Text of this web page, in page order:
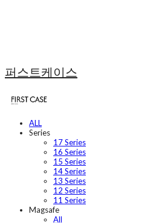
퍼스트케이스
ALL
Series
17 Series
16 Series
15 Series
14 Series
13 Series
12 Series
11 Series
Magsafe
All